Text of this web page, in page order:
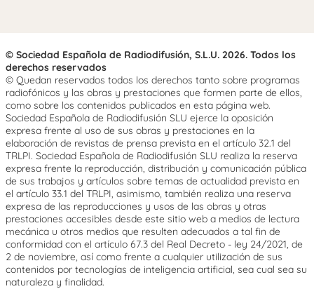
© Sociedad Española de Radiodifusión, S.L.U. 2026. Todos los
derechos reservados
© Quedan reservados todos los derechos tanto sobre programas
radiofónicos y las obras y prestaciones que formen parte de ellos,
como sobre los contenidos publicados en esta página web.
Sociedad Española de Radiodifusión SLU ejerce la oposición
expresa frente al uso de sus obras y prestaciones en la
elaboración de revistas de prensa prevista en el artículo 32.1 del
TRLPI. Sociedad Española de Radiodifusión SLU realiza la reserva
expresa frente la reproducción, distribución y comunicación pública
de sus trabajos y artículos sobre temas de actualidad prevista en
el artículo 33.1 del TRLPI, asimismo, también realiza una reserva
expresa de las reproducciones y usos de las obras y otras
prestaciones accesibles desde este sitio web a medios de lectura
mecánica u otros medios que resulten adecuados a tal fin de
conformidad con el artículo 67.3 del Real Decreto - ley 24/2021, de
2 de noviembre, así como frente a cualquier utilización de sus
contenidos por tecnologías de inteligencia artificial, sea cual sea su
naturaleza y finalidad.